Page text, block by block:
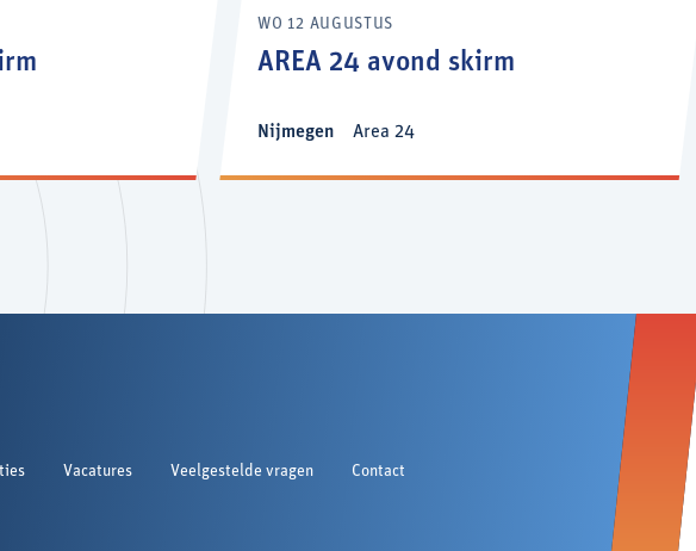
WO 12 AUGUSTUS
AREA 24 avond skirm
Nijmegen Area 24
Vacatures Veelgestelde vragen Contact